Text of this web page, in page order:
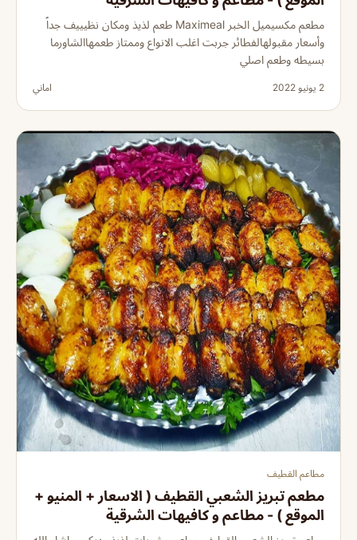
مطعم مكسيميل الخبر Maximeal طعم لذيذ ومكان نظيييف جداً
وأسعار مقبولهالفطائر جربت اغلب الانواع وممتاز طعمهاالشاورما
بسيطه وطعم اصلي
2 يونيو 2022 اماني
مطاعم القطيف
مطعم تبريز الشعبي القطيف ( الاسعار + المنيو +
الموقع ) - مطاعم و كافيهات الشرقية